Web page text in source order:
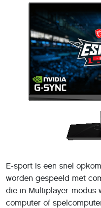
E-sport is een snel
worden gespeeld met
die in Multiplayer-modus
computer of